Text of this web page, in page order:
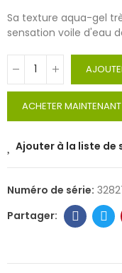
Sa texture aqua-gel
sensation voile d'eau
ACHETER MAINTENANT
Ajouter à la liste de
Numéro de série: